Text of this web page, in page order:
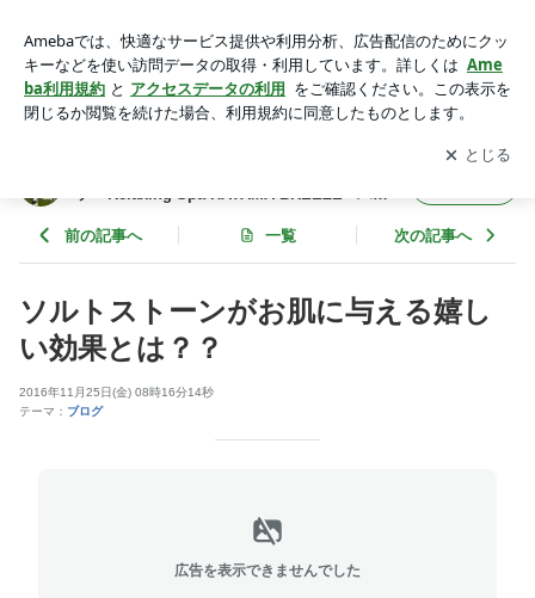
山にあるラグジュアリースパ・エステ Relaxing Spa HAYAM
A BREEZE - ハヤマブリーズのブログ
アプリをダウンロードして ブログの更新通知
を受け取りまし
ょう。
開く
テ Relaxing Spa HAYAMA BREEZE - ハヤ
前の記事へ 一覧 次の記事へ
ソルトストーンがお肌に与える嬉し
い効果とは？？
2016年11月25日(金) 08時16分14秒
テーマ： ブログ
広告を表示できませんでした